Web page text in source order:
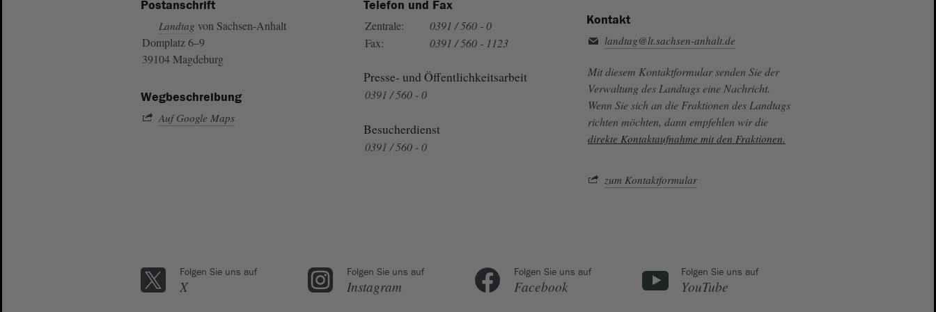
Postanschrift
Landtag von Sachsen-Anhalt
Domplatz 6–9
39104 Magdeburg
Wegbeschreibung
Auf Google Maps
Telefon und Fax
Zentrale:
0391 / 560 - 0
Fax:
0391 / 560 - 1123
Presse- und Öffentlichkeitsarbeit
0391 / 560 - 0
Besucherdienst
0391 / 560 - 0
Kontakt
landtag@lt.sachsen-anhalt.de
Mit diesem Kontaktformular senden Sie der
Verwaltung des Landtags eine Nachricht.
Wenn Sie sich an die Fraktionen des Landtags
richten möchten, dann empfehlen wir die
direkte Kontaktaufnahme mit den Fraktionen.
zum Kontaktformular
Folgen Sie uns auf
X
Folgen Sie uns auf
Instagram
Folgen Sie uns auf
Facebook
Folgen Sie uns auf
YouTube